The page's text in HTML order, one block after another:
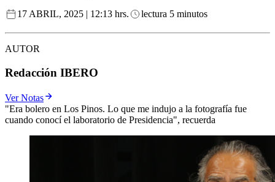
17 ABRIL, 2025 | 12:13 hrs. lectura 5 minutos
AUTOR
Redacción IBERO
Ver Notas
"Era bolero en Los Pinos. Lo que me indujo a la fotografía fue
cuando conocí el laboratorio de Presidencia", recuerda